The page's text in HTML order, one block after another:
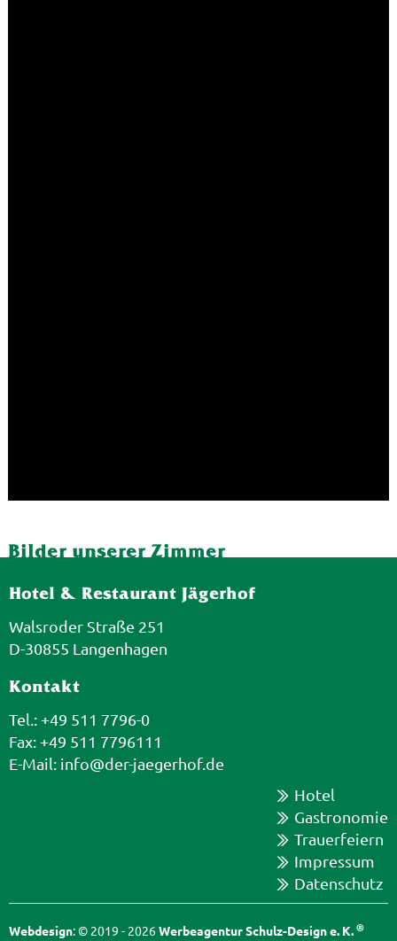
Bilder unserer Zimmer
Hotel & Restaurant Jägerhof
Walsroder Straße 251
D-30855 Langenhagen
Kontakt
Tel.: +49 511 7796-0
Fax: +49 511 7796111
E-Mail: info@der-jaegerhof.de
Hotel
Gastronomie
Trauerfeiern
Impressum
Datenschutz
Webdesign: © 2019 - 2026Werbeagentur Schulz-Design e. K.®